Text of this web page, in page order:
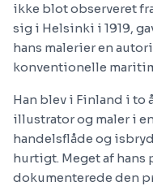
ikke blot observeret
sig i Helsinki i 1919,
hans malerier en
konventionelle
Han blev i Finland i to
illustrator og maler i
handelsflåde og
hurtigt. Meget af
dokumenterede den